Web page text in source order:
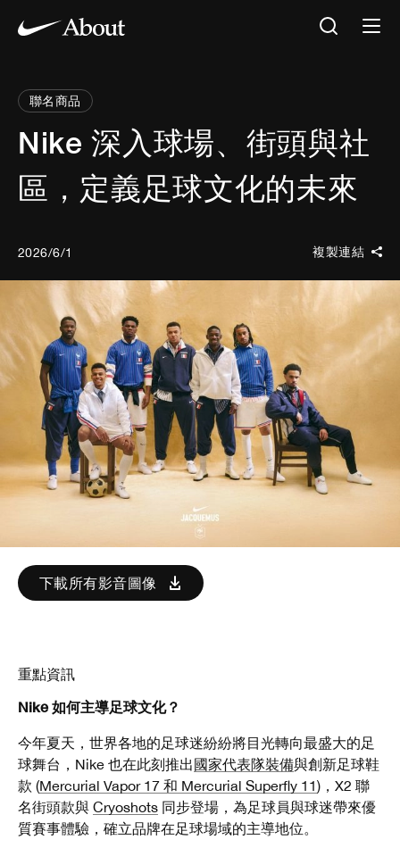
聯名商品
Nike 深入球場、街頭與社
區，定義足球文化的未來
2026/6/1 複製連結
下載所有影音圖像
重點資訊
Nike 如何主導足球文化？
今年夏天，世界各地的足球迷紛紛將目光轉向最盛大的足
球舞台，Nike 也在此刻推出國家代表隊裝備與創新足球鞋
款 (Mercurial Vapor 17 和 Mercurial Superfly 11)，X2 聯
名街頭款與 Cryoshots 同步登場，為足球員與球迷帶來優
質賽事體驗，確立品牌在足球場域的主導地位。